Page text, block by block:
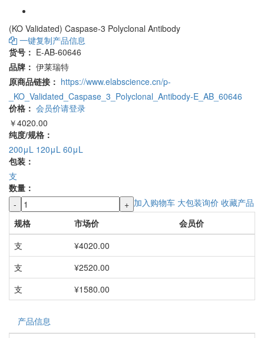
(KO Validated) Caspase-3 Polyclonal Antibody
一键复制产品信息
货号： E-AB-60646
品牌： 伊莱瑞特
原商品链接： https://www.elabscience.cn/p-
_KO_Validated_Caspase_3_Polyclonal_Antibody-E_AB_60646
价格： 会员价请登录
￥4020.00
纯度/规格：
200μL 120μL 60μL
包装：
支
数量：
-
+ 加入购物车 大包装询价 收藏产品
规格
市场价
会员价
支
¥4020.00
支
¥2520.00
支
¥1580.00
产品信息